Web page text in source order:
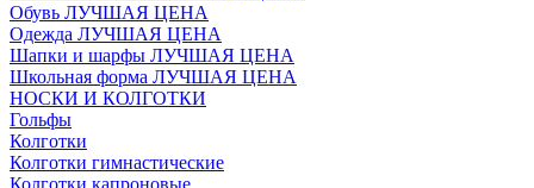
Обувь ЛУЧШАЯ ЦЕНА
Одежда ЛУЧШАЯ ЦЕНА
Шапки и шарфы ЛУЧШАЯ ЦЕНА
Школьная форма ЛУЧШАЯ ЦЕНА
НОСКИ И КОЛГОТКИ
Гольфы
Колготки
Колготки гимнастические
Колготки капроновые